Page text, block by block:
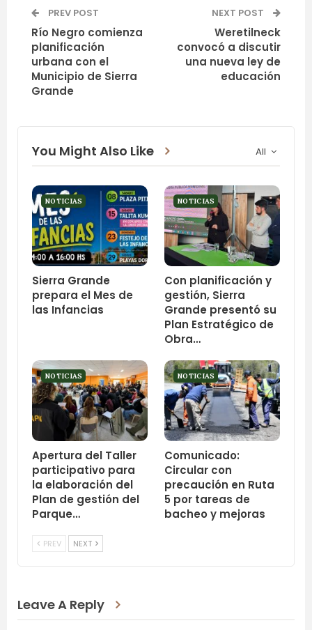
PREV POST
Río Negro comienza
planificación
urbana con el
Municipio de Sierra
Grande
NEXT POST
Weretilneck
convocó a discutir
una nueva ley de
educación
All
You Might Also Like
NOTICIAS
Sierra Grande
prepara el Mes de
las Infancias
NOTICIAS
Con planificación y
gestión, Sierra
Grande presentó su
Plan Estratégico de
Obra…
NOTICIAS
Apertura del Taller
participativo para
la elaboración del
Plan de gestión del
Parque…
NOTICIAS
Comunicado:
Circular con
precaución en Ruta
5 por tareas de
bacheo y mejoras
PREV NEXT
Leave A Reply